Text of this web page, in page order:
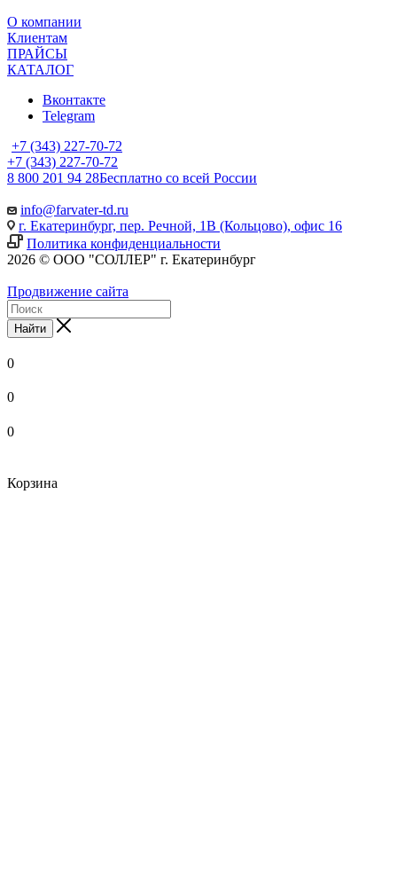
О компании
Клиентам
ПРАЙСЫ
КАТАЛОГ
Вконтакте
Telegram
+7 (343) 227-70-72
+7 (343) 227-70-72
8 800 201 94 28Бесплатно со всей России
info@farvater-td.ru
г. Екатеринбург, пер. Речной, 1В (Кольцово), офис 16
Политика конфиденциальности
2026 © ООО "СОЛЛЕР" г. Екатеринбург
Продвижение сайта
Найти
0
0
0
Корзина